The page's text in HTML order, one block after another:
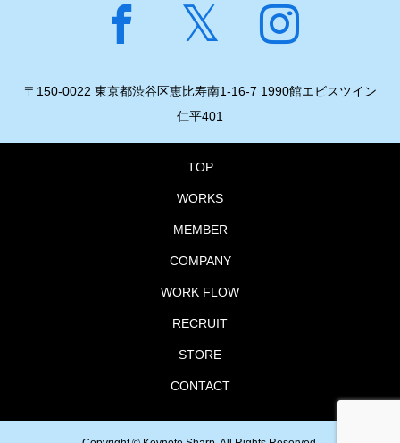
〒150-0022 東京都渋谷区恵比寿南1-16-7 1990館エビスツイン
仁平401
TOP
WORKS
MEMBER
COMPANY
WORK FLOW
RECRUIT
STORE
CONTACT